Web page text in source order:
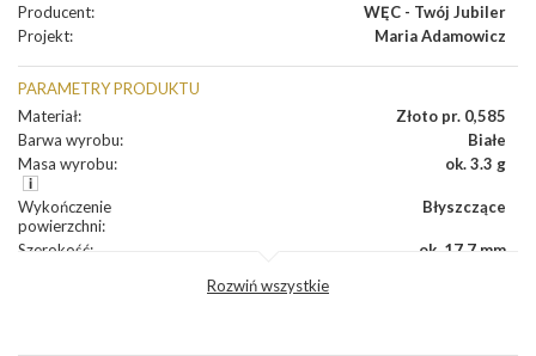
Producent:
WĘC - Twój Jubiler
Projekt: Maria Adamowicz
PARAMETRY PRODUKTU
Materiał:
Złoto pr. 0,585
Barwa wyrobu:
Białe
Masa wyrobu: ok. 3.3 g
Wykończenie
powierzchni:
Błyszczące
Szerokość:
ok. 17,7 mm
Rozwiń wszystkie